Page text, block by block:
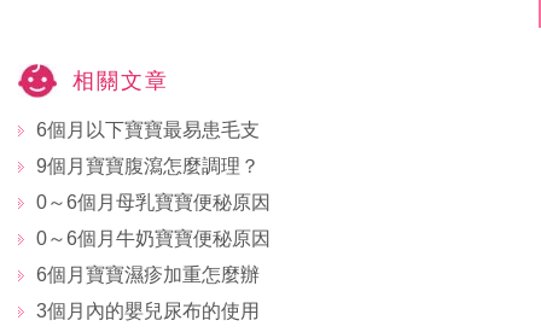
相關文章
6個月以下寶寶最易患毛支
9個月寶寶腹瀉怎麼調理？
0～6個月母乳寶寶便秘原因
0～6個月牛奶寶寶便秘原因
6個月寶寶濕疹加重怎麼辦
3個月內的嬰兒尿布的使用